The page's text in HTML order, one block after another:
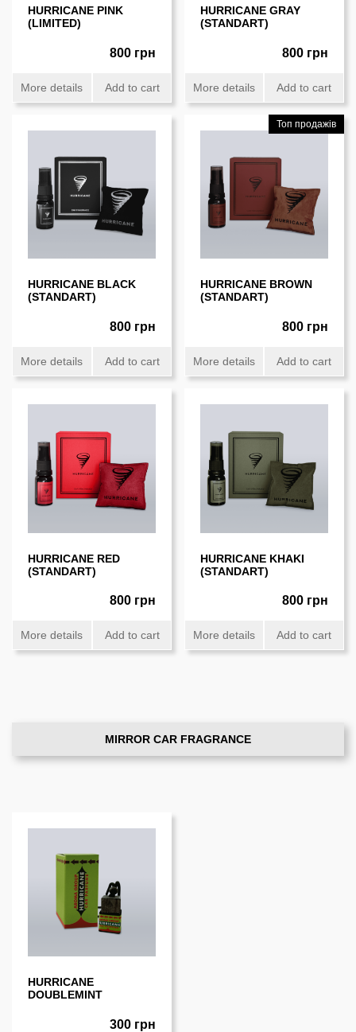
HURRICANE PINK
(LIMITED)
800 грн
More details Add to cart
HURRICANE GRAY
(STANDART)
800 грн
More details Add to cart
HURRICANE BLACK
(STANDART)
800 грн
More details Add to cart
HURRICANE BROWN
(STANDART)
800 грн
More details Add to cart
Топ продажів
HURRICANE RED
(STANDART)
800 грн
More details Add to cart
HURRICANE KHAKI
(STANDART)
800 грн
More details Add to cart
MIRROR CAR FRAGRANCE
HURRICANE
DOUBLEMINT
300 грн